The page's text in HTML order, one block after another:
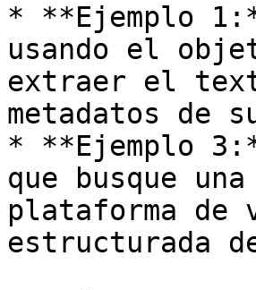
* **Ejemplo
usando el
extraer el
metadatos de
* **Ejemplo
que busque
plataforma de
estructurada